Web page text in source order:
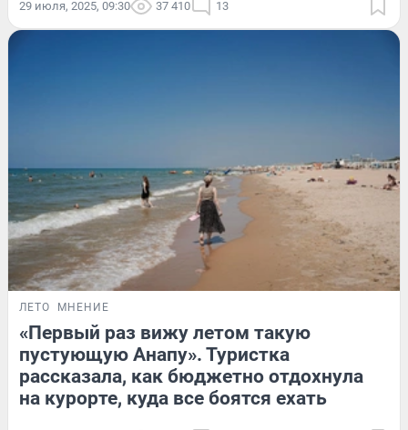
29 июля, 2025, 09:30 37 410 13
ЛЕТО МНЕНИЕ
«Первый раз вижу летом такую
пустующую Анапу». Туристка
рассказала, как бюджетно отдохнула
на курорте, куда все боятся ехать